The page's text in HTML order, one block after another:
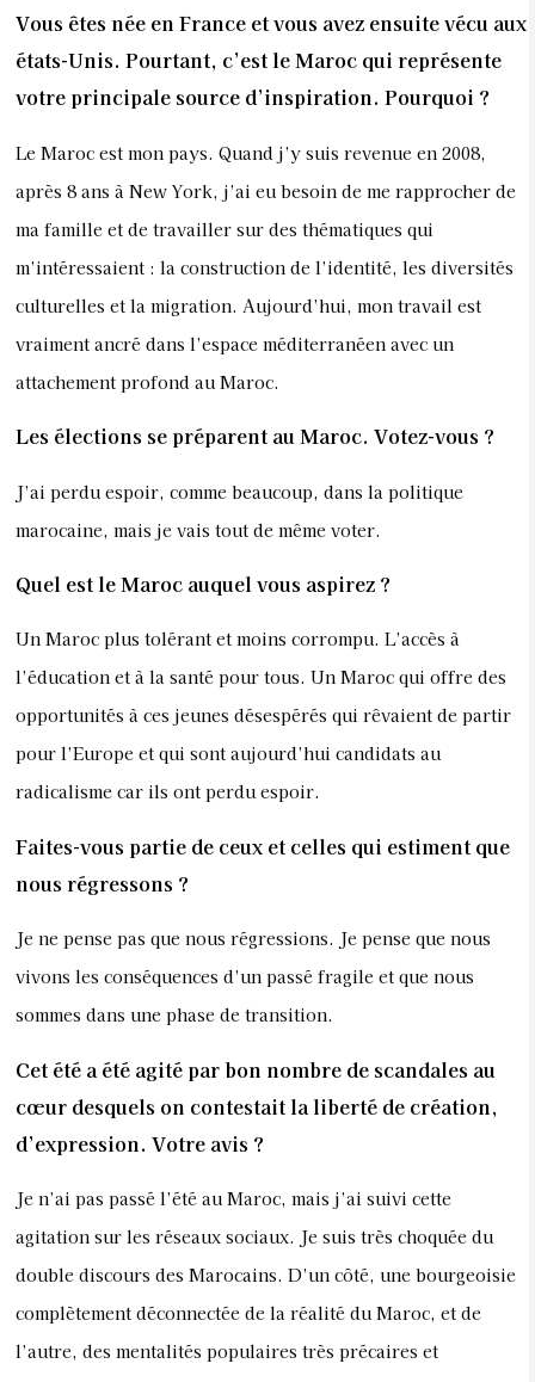
Vous êtes née en France et vous avez ensuite vécu aux
états-Unis. Pourtant, c’est le Maroc qui représente
votre principale source d’inspiration. Pourquoi ?
Le Maroc est mon pays. Quand j’y suis revenue en 2008,
après 8 ans à New York, j’ai eu besoin de me rapprocher de
ma famille et de travailler sur des thématiques qui
m’intéressaient : la construction de l’identité, les diversités
culturelles et la migration. Aujourd’hui, mon travail est
vraiment ancré dans l’espace méditerranéen avec un
attachement profond au Maroc.
Les élections se préparent au Maroc. Votez-vous ?
J’ai perdu espoir, comme beaucoup, dans la politique
marocaine, mais je vais tout de même voter.
Quel est le Maroc auquel vous aspirez ?
Un Maroc plus tolérant et moins corrompu. L’accès à
l’éducation et à la santé pour tous. Un Maroc qui offre des
opportunités à ces jeunes désespérés qui rêvaient de partir
pour l’Europe et qui sont aujourd’hui candidats au
radicalisme car ils ont perdu espoir.
Faites-vous partie de ceux et celles qui estiment que
nous régressons ?
Je ne pense pas que nous régressions. Je pense que nous
vivons les conséquences d’un passé fragile et que nous
sommes dans une phase de transition.
Cet été a été agité par bon nombre de scandales au
cœur desquels on contestait la liberté de création,
d’expression. Votre avis ?
Je n’ai pas passé l’été au Maroc, mais j’ai suivi cette
agitation sur les réseaux sociaux. Je suis très choquée du
double discours des Marocains. D’un côté, une bourgeoisie
complètement déconnectée de la réalité du Maroc, et de
l’autre, des mentalités populaires très précaires et